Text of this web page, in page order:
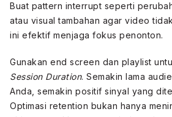
Buat pattern interrupt seperti
atau visual tambahan agar video
ini efektif menjaga fokus penonton.
Gunakan end screen dan playlist
Session Duration. Semakin lama
Anda, semakin positif sinyal yang
Optimasi retention bukan hanya